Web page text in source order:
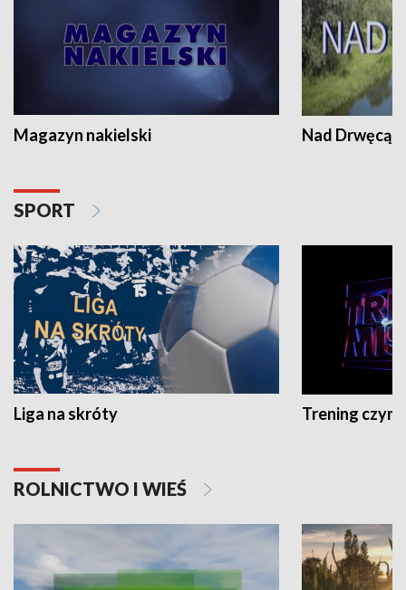
Magazyn nakielski Nad Drwęcą
SPORT
Liga na skróty Trening czyni
ROLNICTWO I WIEŚ